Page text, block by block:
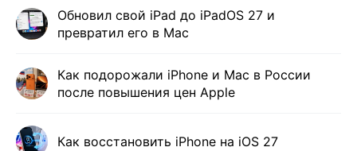
Обновил свой iPad до iPadOS 27 и
превратил его в Mac
Как подорожали iPhone и Mac в России
после повышения цен Apple
Как восстановить iPhone на iOS 27